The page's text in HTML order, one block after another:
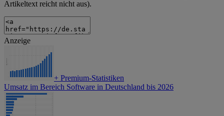
Artikeltext reicht nicht aus).
Anzeige
+ Premium-Statistiken
Umsatz im Bereich Software in Deutschland bis 2026